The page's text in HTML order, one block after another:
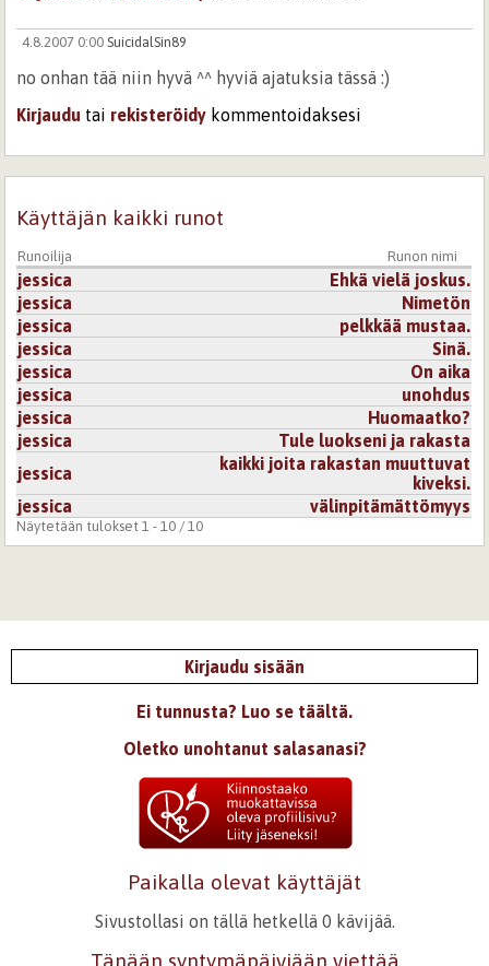
4.8.2007 0:00 SuicidalSin89
no onhan tää niin hyvä ^^ hyviä ajatuksia tässä :)
Kirjaudu tai rekisteröidy kommentoidaksesi
Käyttäjän kaikki runot
Runoilija Runon nimi
jessica
Ehkä vielä joskus.
jessica
Nimetön
jessica
pelkkää mustaa.
jessica
Sinä.
jessica
On aika
jessica
unohdus
jessica
Huomaatko?
jessica
Tule luokseni ja rakasta
jessica
kaikki joita rakastan muuttuvat
kiveksi.
jessica
välinpitämättömyys
Näytetään tulokset 1 - 10 / 10
Kirjaudu sisään
Ei tunnusta? Luo se täältä.
Oletko unohtanut salasanasi?
Paikalla olevat käyttäjät
Sivustollasi on tällä hetkellä 0 kävijää.
Tänään syntymäpäiviään viettää